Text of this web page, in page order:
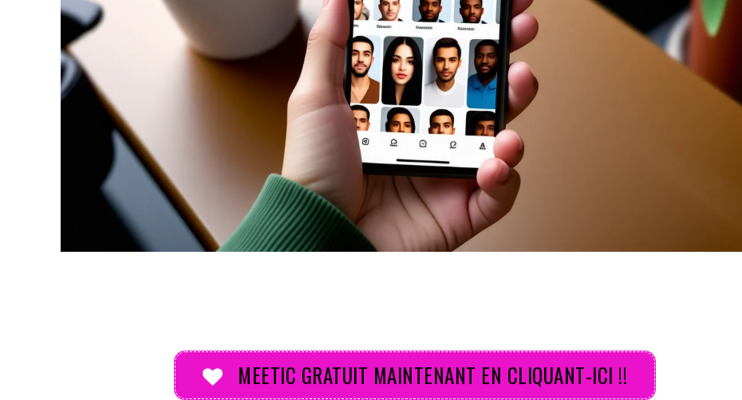
MEETIC GRATUIT MAINTENANT EN CLIQUANT-ICI !!